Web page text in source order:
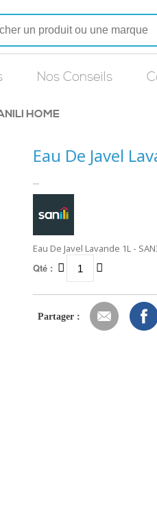
Nos Conseils
HOME
Eau De Javel
...
Eau De Javel Lavande 1L -
Qté :
Partager :